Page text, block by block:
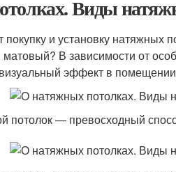
Виды
и установку натяжных
В зависимости от
эффект в
потолок — превосходный